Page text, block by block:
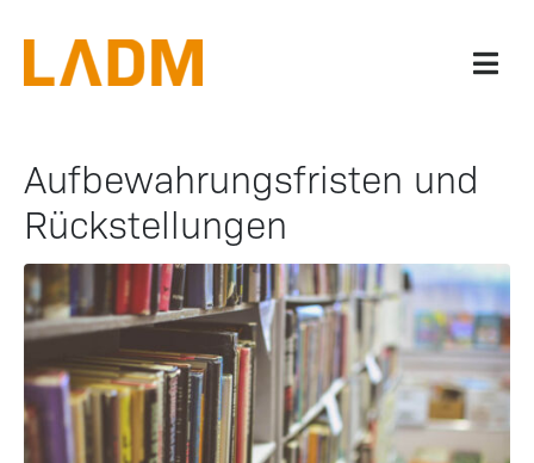
Aufbewahrungsfristen und
Rückstellungen